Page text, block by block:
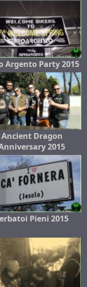
Argento Party 2015
Ancient Dragon
2015
Pieni 2015